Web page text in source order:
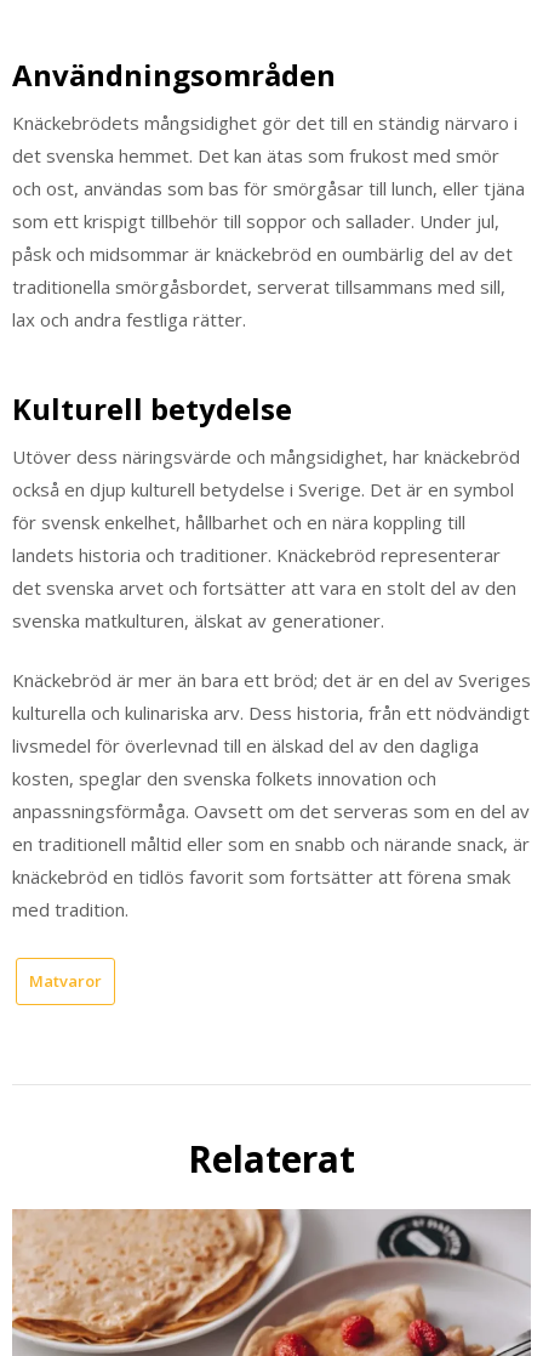
Användningsområden
Knäckebrödets mångsidighet gör det till en ständig närvaro i
det svenska hemmet. Det kan ätas som frukost med smör
och ost, användas som bas för smörgåsar till lunch, eller tjäna
som ett krispigt tillbehör till soppor och sallader. Under jul,
påsk och midsommar är knäckebröd en oumbärlig del av det
traditionella smörgåsbordet, serverat tillsammans med sill,
lax och andra festliga rätter.
Kulturell betydelse
Utöver dess näringsvärde och mångsidighet, har knäckebröd
också en djup kulturell betydelse i Sverige. Det är en symbol
för svensk enkelhet, hållbarhet och en nära koppling till
landets historia och traditioner. Knäckebröd representerar
det svenska arvet och fortsätter att vara en stolt del av den
svenska matkulturen, älskat av generationer.
Knäckebröd är mer än bara ett bröd; det är en del av Sveriges
kulturella och kulinariska arv. Dess historia, från ett nödvändigt
livsmedel för överlevnad till en älskad del av den dagliga
kosten, speglar den svenska folkets innovation och
anpassningsförmåga. Oavsett om det serveras som en del av
en traditionell måltid eller som en snabb och närande snack, är
knäckebröd en tidlös favorit som fortsätter att förena smak
med tradition.
Matvaror
Relaterat